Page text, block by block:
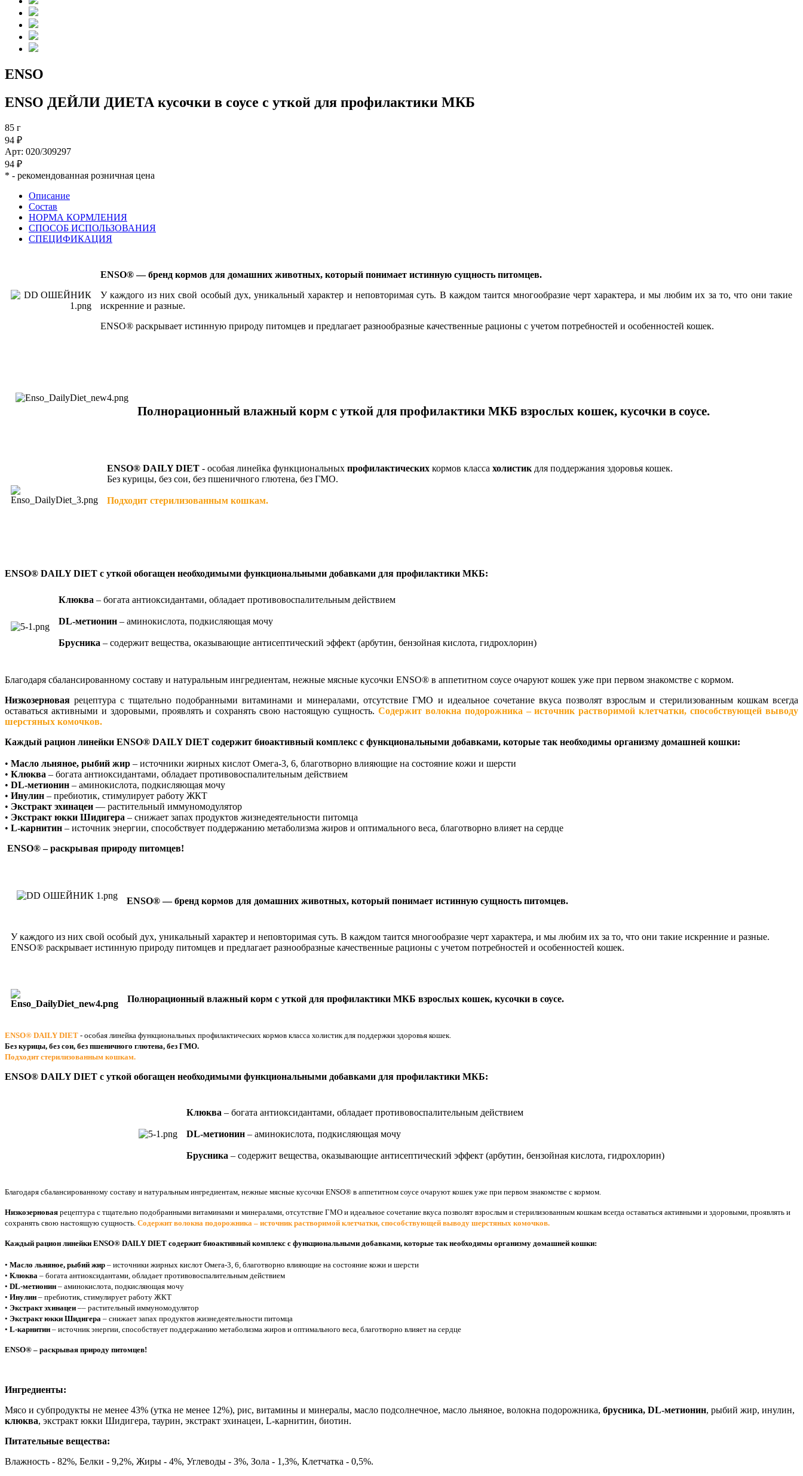
ENSO
ENSO ДЕЙЛИ ДИЕТА кусочки в соусе с уткой для профилактики МКБ
85 г
94 ₽
Арт: 020/309297
94 ₽
* - рекомендованная розничная цена
Описание
Состав
НОРМА КОРМЛЕНИЯ
СПОСОБ ИСПОЛЬЗОВАНИЯ
СПЕЦИФИКАЦИЯ
ENSO® — бренд кормов для домашних животных, который понимает истинную сущность питомцев.
У каждого из них свой особый дух, уникальный характер и неповторимая суть. В каждом таится многообразие черт характера, и мы любим их за то, что они такие
искренние и разные.
ENSO® раскрывает истинную природу питомцев и предлагает разнообразные качественные рационы с учетом потребностей и особенностей кошек.
Полнорационный влажный корм с уткой для профилактики МКБ взрослых кошек, кусочки в соусе.
ENSO® DAILY DIET - особая линейка функциональных профилактических кормов класса холистик для поддержания здоровья кошек.
Без курицы, без сои, без пшеничного глютена, без ГМО.
Подходит стерилизованным кошкам.
ENSO® DAILY DIET c уткой обогащен необходимыми функциональными добавками для профилактики МКБ:
Клюква – богата антиоксидантами, обладает противовоспалительным действием
DL-метионин – аминокислота, подкисляющая мочу
Брусника – содержит вещества, оказывающие антисептический эффект (арбутин, бензойная кислота, гидрохлорин)
Благодаря сбалансированному составу и натуральным ингредиентам, нежные мясные кусочки ENSO® в аппетитном соусе очаруют кошек уже при первом знакомстве с кормом.
Низкозерновая рецептура с тщательно подобранными витаминами и минералами, отсутствие ГМО и идеальное сочетание вкуса позволят взрослым и стерилизованным кошкам всегда
оставаться активными и здоровыми, проявлять и сохранять свою настоящую сущность. Содержит волокна подорожника – источник растворимой клетчатки, способствующей выводу
шерстяных комочков.
Каждый рацион линейки ENSO® DAILY DIET содержит биоактивный комплекс с функциональными добавками, которые так необходимы организму домашней кошки:
• Масло льняное, рыбий жир – источники жирных кислот Омега-3, 6, благотворно влияющие на состояние кожи и шерсти
• Клюква – богата антиоксидантами, обладает противовоспалительным действием
• DL-метионин – аминокислота, подкисляющая мочу
• Инулин – пребиотик, стимулирует работу ЖКТ
• Экстракт эхинацеи –– растительный иммуномодулятор
• Экстракт юкки Шидигера – снижает запах продуктов жизнедеятельности питомца
• L-карнитин – источник энергии, способствует поддержанию метаболизма жиров и оптимального веса, благотворно влияет на сердце
ENSO® – раскрывая природу питомцев!
ENSO® — бренд кормов для домашних животных, который понимает истинную сущность питомцев.
У каждого из них свой особый дух, уникальный характер и неповторимая суть. В каждом таится многообразие черт характера, и мы любим их за то, что они такие искренние и разные.
ENSO® раскрывает истинную природу питомцев и предлагает разнообразные качественные рационы с учетом потребностей и особенностей кошек.
Полнорационный влажный корм с уткой для профилактики МКБ взрослых кошек, кусочки в соусе.
ENSO® DAILY DIET - особая линейка функциональных профилактических кормов класса холистик для поддержки здоровья кошек.
Без курицы, без сои, без пшеничного глютена, без ГМО.
Подходит стерилизованным кошкам.
ENSO® DAILY DIET c уткой обогащен необходимыми функциональными добавками для профилактики МКБ:
Клюква – богата антиоксидантами, обладает противовоспалительным действием
DL-метионин – аминокислота, подкисляющая мочу
Брусника – содержит вещества, оказывающие антисептический эффект (арбутин, бензойная кислота, гидрохлорин)
Благодаря сбалансированному составу и натуральным ингредиентам, нежные мясные кусочки ENSO® в аппетитном соусе очаруют кошек уже при первом знакомстве с кормом.
Низкозерновая рецептура с тщательно подобранными витаминами и минералами, отсутствие ГМО и идеальное сочетание вкуса позволят взрослым и стерилизованным кошкам всегда оставаться активными и здоровыми, проявлять и
сохранять свою настоящую сущность. Содержит волокна подорожника – источник растворимой клетчатки, способствующей выводу шерстяных комочков.
Каждый рацион линейки ENSO® DAILY DIET содержит биоактивный комплекс с функциональными добавками, которые так необходимы организму домашней кошки:
• Масло льняное, рыбий жир – источники жирных кислот Омега-3, 6, благотворно влияющие на состояние кожи и шерсти
• Клюква – богата антиоксидантами, обладает противовоспалительным действием
• DL-метионин – аминокислота, подкисляющая мочу
• Инулин – пребиотик, стимулирует работу ЖКТ
• Экстракт эхинацеи –– растительный иммуномодулятор
• Экстракт юкки Шидигера – снижает запах продуктов жизнедеятельности питомца
• L-карнитин – источник энергии, способствует поддержанию метаболизма жиров и оптимального веса, благотворно влияет на сердце
ENSO® – раскрывая природу питомцев!
Ингредиенты:
Мясо и субпродукты не менее 43% (утка не менее 12%), рис, витамины и минералы, масло подсолнечное, масло льняное, волокна подорожника, брусника, DL-метионин, рыбий жир, инулин,
клюква, экстракт юкки Шидигера, таурин, экстракт эхинацеи, L-карнитин, биотин.
Питательные вещества:
Влажность - 82%, Белки - 9,2%, Жиры - 4%, Углеводы - 3%, Зола - 1,3%, Клетчатка - 0,5%.